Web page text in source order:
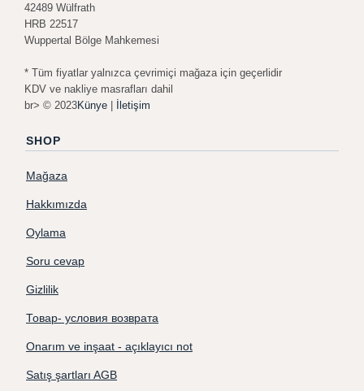
42489 Wülfrath
HRB 22517
Wuppertal Bölge Mahkemesi
* Tüm fiyatlar yalnızca çevrimiçi mağaza için geçerlidir
KDV ve nakliye masrafları dahil
br> © 2023Künye | İletişim
SHOP
Mağaza
Hakkımızda
Oylama
Soru cevap
Gizlilik
Товар- условия возврата
Onarım ve inşaat - açıklayıcı not
Satış şartları AGB